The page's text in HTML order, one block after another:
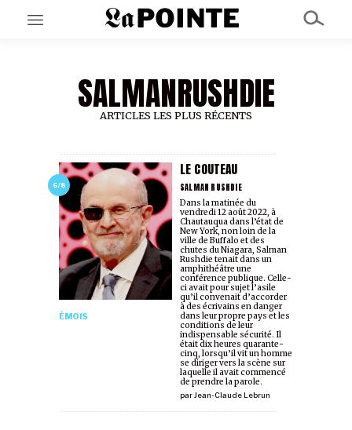
EN CE MOMENT
GRAND ANGLE
AU LARGE
À PROPOS
NOS PARTENAIRES
SOUTENEZ NOUS
SALMANRUSHDIE
ARTICLES LES PLUS RÉCENTS
6/8
LE COUTEAU
SALMAN RUSHDIE
ÉMOIS
parJean-Claude Lebrun
Dans la matinée du
vendredi 12 août 2022, à
Chautauqua dans l’état de
New York, non loin de la
ville de Buffalo et des
chutes du Niagara, Salman
Rushdie tenait dans un
amphithéâtre une
conférence publique. Celle-
ci avait pour sujet l’asile
qu’il convenait d’accorder
à des écrivains en danger
dans leur propre pays et les
conditions de leur
indispensable sécurité. Il
était dix heures quarante-
cinq, lorsqu’il vit un homme
se diriger vers la scène sur
laquelle il avait commencé
de prendre la parole.